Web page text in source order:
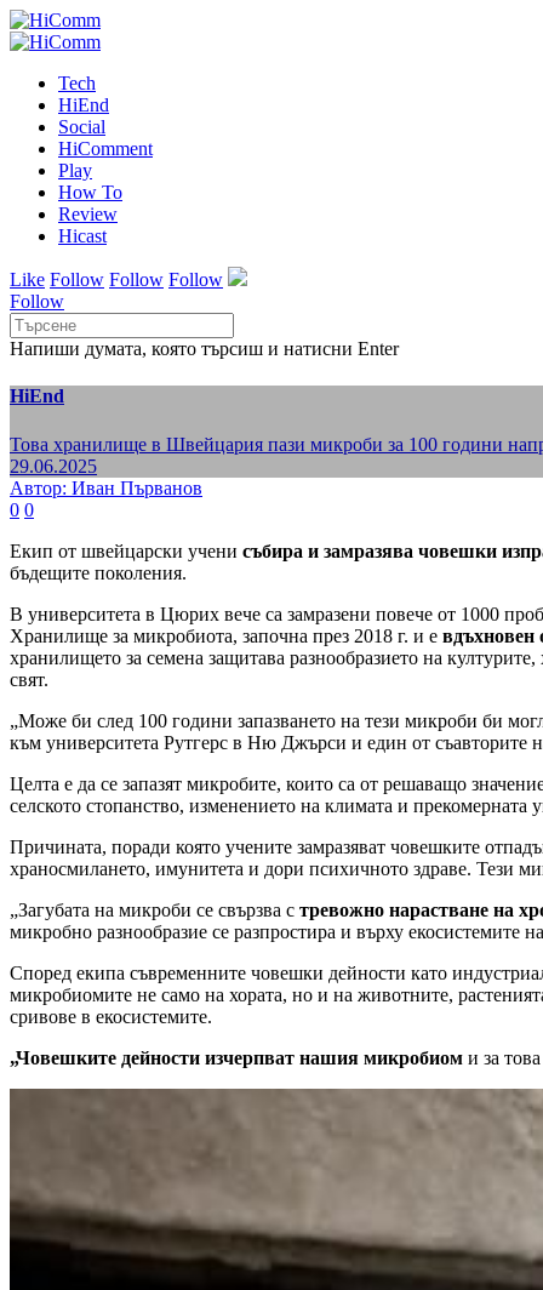
Tech
HiEnd
Social
HiComment
Play
How To
Review
Hicast
Like Follow Follow Follow
Follow
Напиши думата, която търсиш и натисни Enter
HiEnd
Това хранилище в Швейцария пази микроби за 100 години
29.06.2025
Автор: Иван Първанов
0 0
Екип от швейцарски учени събира и замразява човешки
бъдещите поколения.
В университета в Цюрих вече са замразени повече от 1000
Хранилище за микробиота, започна през 2018 г. и е вдъхновен
хранилището за семена защитава разнообразието на
свят.
„Може би след 100 години запазването на тези микроби би
към университета Рутгерс в Ню Джърси и един от съавторите
Целта е да се запазят микробите, които са от решаващо
селското стопанство, изменението на климата и прекомерната
Причината, поради която учените замразяват човешките
храносмилането, имунитета и дори психичното здраве. Тези
„Загубата на микроби се свързва с тревожно нарастване на
микробно разнообразие се разпростира и върху екосистемите
Според екипа съвременните човешки дейности като
микробиомите не само на хората, но и на животните,
сривове в екосистемите.
„Човешките дейности изчерпват нашия микробиом и за